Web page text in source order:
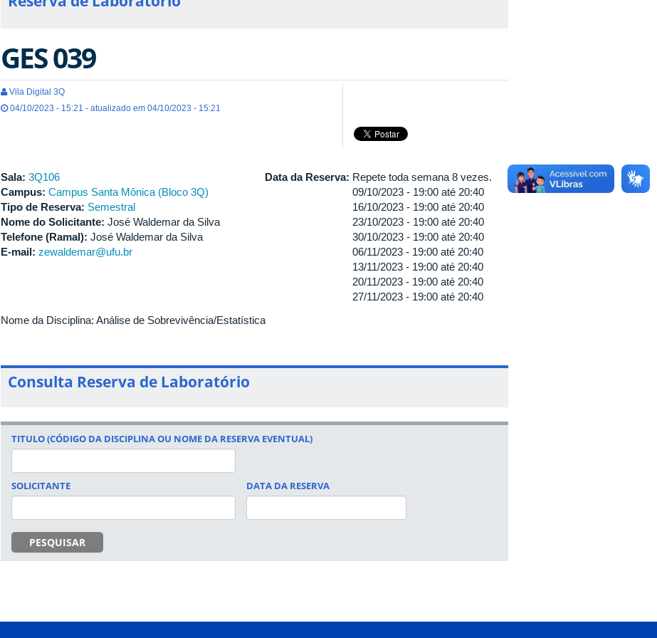
GES 039
Vila Digital 3Q
04/10/2023 - 15:21 - atualizado em 04/10/2023 - 15:21
Sala: 3Q106
Campus: Campus Santa Mônica (Bloco 3Q)
Tipo de Reserva: Semestral
Nome do Solicitante: José Waldemar da Silva
Telefone (Ramal): José Waldemar da Silva
E-mail: zewaldemar@ufu.br
Data da Reserva: Repete toda semana 8 vezes.
09/10/2023 - 19:00 até 20:40
16/10/2023 - 19:00 até 20:40
23/10/2023 - 19:00 até 20:40
30/10/2023 - 19:00 até 20:40
06/11/2023 - 19:00 até 20:40
13/11/2023 - 19:00 até 20:40
20/11/2023 - 19:00 até 20:40
27/11/2023 - 19:00 até 20:40
Nome da Disciplina: Análise de Sobrevivência/Estatística
Consulta Reserva de Laboratório
TITULO (CÓDIGO DA DISCIPLINA OU NOME DA RESERVA EVENTUAL)
SOLICITANTE DATA DA RESERVA
PESQUISAR